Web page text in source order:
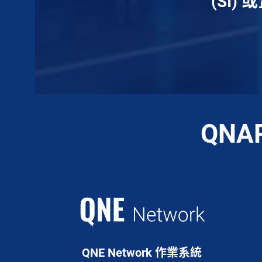
QNE Network 作業系統